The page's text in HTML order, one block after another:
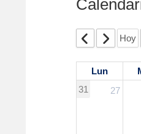
Hoy
Lun
31
27